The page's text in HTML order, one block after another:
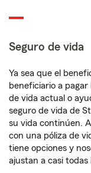
Seguro de vida
Ya sea que el
beneficiario a
de vida actual o
seguro de vida de
su vida continúen.
con una póliza de
tiene opciones y
ajustan a casi todas